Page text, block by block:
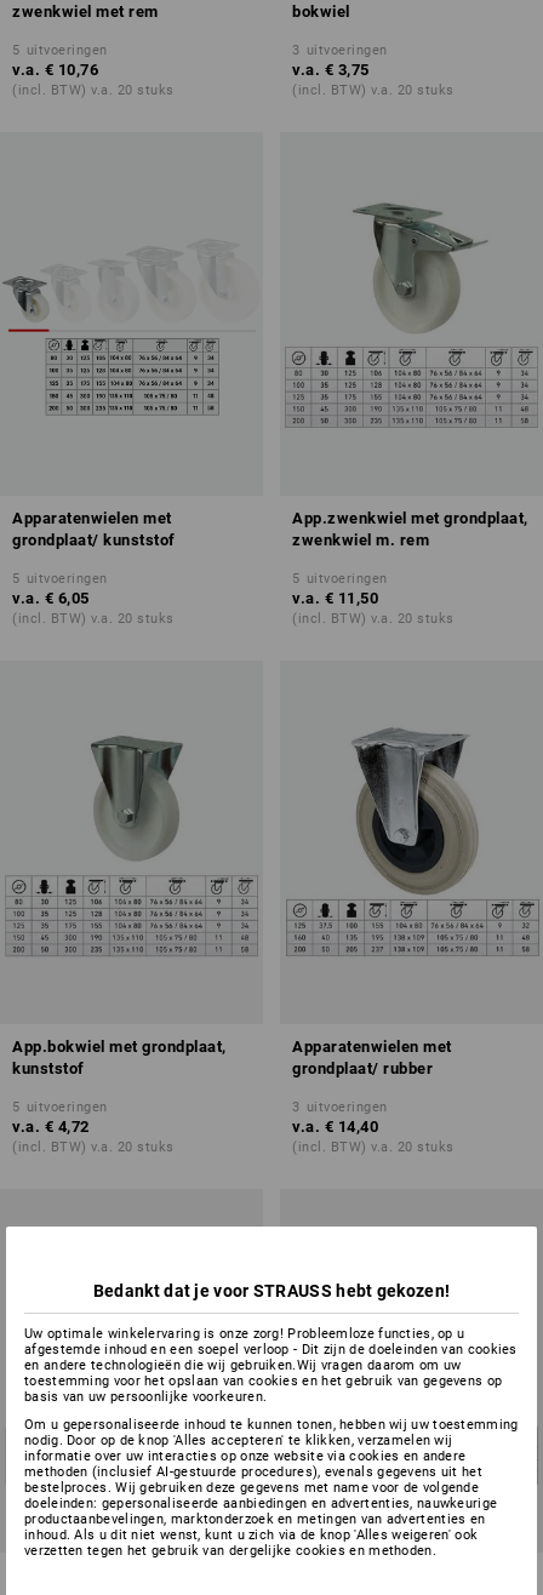
zwenkwiel met rem
5 uitvoeringen
v.a. € 10,76
(incl. BTW) v.a. 20 stuks
bokwiel
3 uitvoeringen
v.a. € 3,75
(incl. BTW) v.a. 20 stuks
Apparatenwielen met
grondplaat/ kunststof
5 uitvoeringen
v.a. € 6,05
(incl. BTW) v.a. 20 stuks
App.zwenkwiel met grondplaat,
zwenkwiel m. rem
5 uitvoeringen
v.a. € 11,50
(incl. BTW) v.a. 20 stuks
App.bokwiel met grondplaat,
kunststof
5 uitvoeringen
v.a. € 4,72
(incl. BTW) v.a. 20 stuks
Apparatenwielen met
grondplaat/ rubber
3 uitvoeringen
v.a. € 14,40
(incl. BTW) v.a. 20 stuks
Bedankt dat je voor STRAUSS hebt gekozen!
Uw optimale winkelervaring is onze zorg! Probleemloze functies, op u
afgestemde inhoud en een soepel verloop - Dit zijn de doeleinden van cookies
en andere technologieën die wij gebruiken.Wij vragen daarom om uw
toestemming voor het opslaan van cookies en het gebruik van gegevens op
basis van uw persoonlijke voorkeuren.
Om u gepersonaliseerde inhoud te kunnen tonen, hebben wij uw toestemming
nodig. Door op de knop 'Alles accepteren' te klikken, verzamelen wij
informatie over uw interacties op onze website via cookies en andere
methoden (inclusief AI-gestuurde procedures), evenals gegevens uit het
bestelproces. Wij gebruiken deze gegevens met name voor de volgende
doeleinden: gepersonaliseerde aanbiedingen en advertenties, nauwkeurige
productaanbevelingen, marktonderzoek en metingen van advertenties en
inhoud. Als u dit niet wenst, kunt u zich via de knop 'Alles weigeren' ook
verzetten tegen het gebruik van dergelijke cookies en methoden.